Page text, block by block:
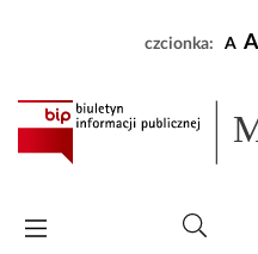
czcionka: A A